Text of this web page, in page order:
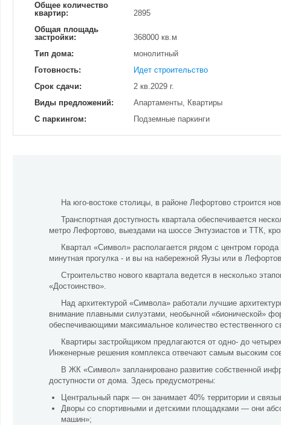
Общее количество
квартир:
2895
Общая площадь
застройки:
368000 кв.м
Тип дома:
монолитный
Готовность:
Идет строительство
Срок сдачи:
2 кв.2029 г.
Виды предложений:
Апартаменты, Квартиры
С паркингом:
Подземные паркинги
На юго-востоке столицы, в районе Лефортово строится
Транспортная доступность квартала обеспечивается
метро Лефортово, выездами на шоссе Энтузиастов и ТТК,
Квартал «Символ» располагается рядом с центром
минутная прогулка - и вы на набережной Яузы или в
Строительство нового квартала ведется в несколько
«Достоинство».
Над архитектурой «Символа» работали лучшие
внимание плавными силуэтами, необычной «бионической»
обеспечивающими максимальное количество естественного
Квартиры застройщиком предлагаются от одно- до
Инженерные решения комплекса отвечают самым высоким
В ЖК «Символ» запланировано развитие собственной
доступности от дома. Здесь предусмотрены:
Центральный парк — он занимает 40% территории и
Дворы со спортивными и детскими площадками — они
машин»;